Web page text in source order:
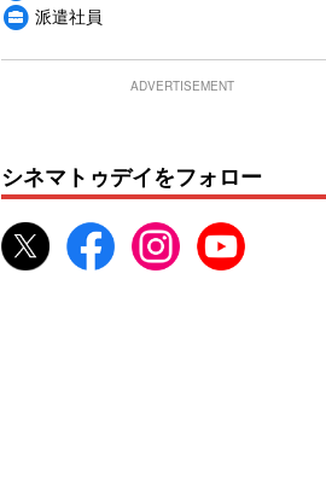
派遣社員
ADVERTISEMENT
シネマトゥデイをフォロー